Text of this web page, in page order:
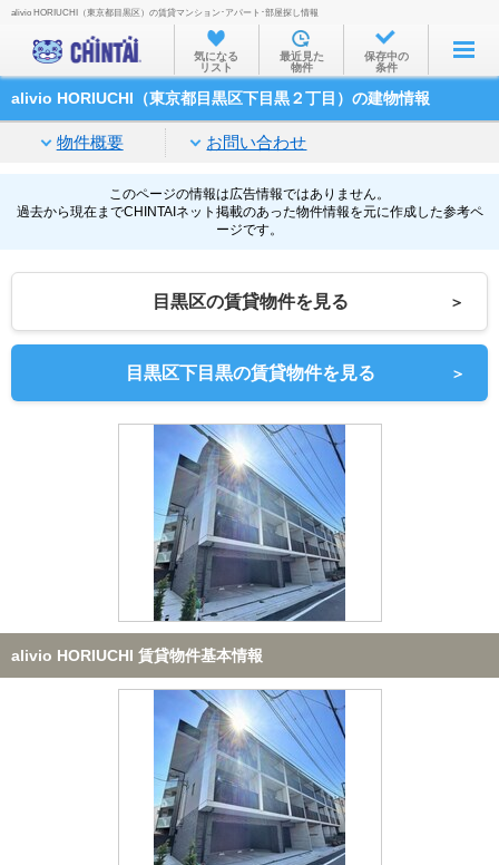
お部屋を探す
沿線・駅から
家賃相場から
通勤通学時間から
物件特集から
不動産会社から
TOP
alivio HORIUCHI（東京都目黒区）の賃貸マンション･アパート･部屋探し情報
気になる
リスト
最近見た
物件
保存中の
条件
alivio HORIUCHI（東京都目黒区下目黒２丁目）の建物情報
物件概要 お問い合わせ
このページの情報は広告情報ではありません。
過去から現在までCHINTAIネット掲載のあった物件情報を元に作成した参考ペ
ージです。
目黒区の賃貸物件を見る ＞
目黒区下目黒の賃貸物件を見る ＞
alivio HORIUCHI 賃貸物件基本情報